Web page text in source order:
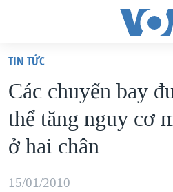
truy
cập
Tới
nội
chính
VIỆT NAM
HOA KỲ
BIỂN ĐÔNG
THẾ GIỚI
TIN TỨC
Các chuyến bay
thể tăng nguy cơ
ở hai chân
15/01/2010